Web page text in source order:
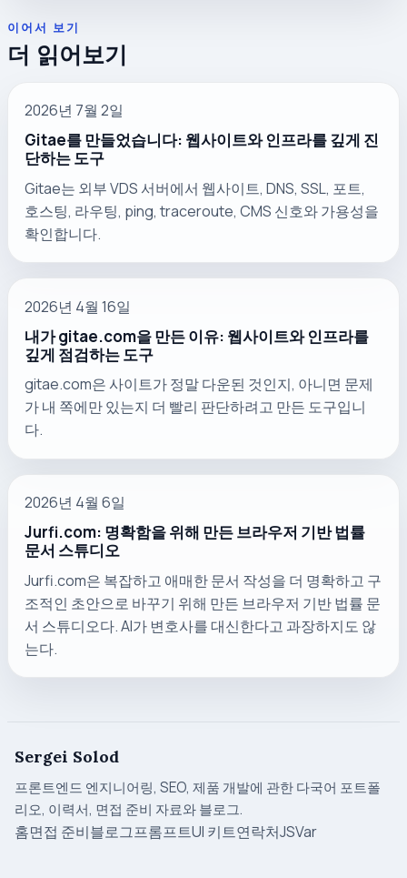
이어서 보기
더 읽어보기
2026년 7월 2일
Gitae를 만들었습니다: 웹사이트와 인프라를 깊게 진
단하는 도구
Gitae는 외부 VDS 서버에서 웹사이트, DNS, SSL, 포트,
호스팅, 라우팅, ping, traceroute, CMS 신호와 가용성을
확인합니다.
2026년 4월 16일
내가 gitae.com을 만든 이유: 웹사이트와 인프라를
깊게 점검하는 도구
gitae.com은 사이트가 정말 다운된 것인지, 아니면 문제
가 내 쪽에만 있는지 더 빨리 판단하려고 만든 도구입니
다.
2026년 4월 6일
Jurfi.com: 명확함을 위해 만든 브라우저 기반 법률
문서 스튜디오
Jurfi.com은 복잡하고 애매한 문서 작성을 더 명확하고 구
조적인 초안으로 바꾸기 위해 만든 브라우저 기반 법률 문
서 스튜디오다. AI가 변호사를 대신한다고 과장하지도 않
는다.
Sergei Solod
프론트엔드 엔지니어링, SEO, 제품 개발에 관한 다국어 포트폴
리오, 이력서, 면접 준비 자료와 블로그.
홈면접 준비블로그프롬프트UI 키트연락처JSVar